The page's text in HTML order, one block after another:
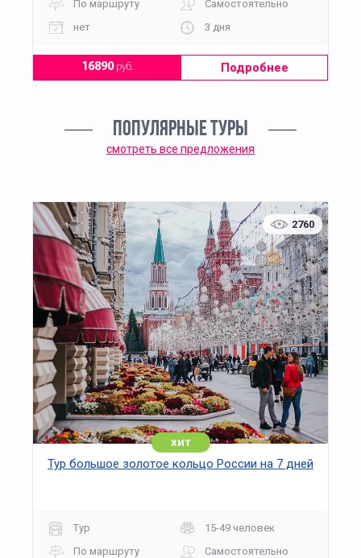
По маршруту
Самостоятельно
нет
3 дня
16890руб. Подробнее
ПОПУЛЯРНЫЕ ТУРЫ
смотреть все предложения
2760
хит
Тур большое золотое кольцо России на 7 дней
Тур
15-49 человек
По маршруту
Самостоятельно